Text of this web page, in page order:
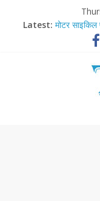
Latest: मोटर साइकिल
Ram
मासूम लेकिन
अब फिल्मों के
आज बिखर